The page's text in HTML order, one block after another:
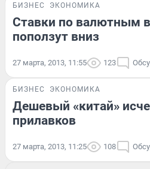
БИЗНЕС ЭКОНОМИКА
Ставки по валютным
поползут вниз
27 марта, 2013, 11:55 123
БИЗНЕС ЭКОНОМИКА
Дешевый «китай»
прилавков
27 марта, 2013, 11:25 108